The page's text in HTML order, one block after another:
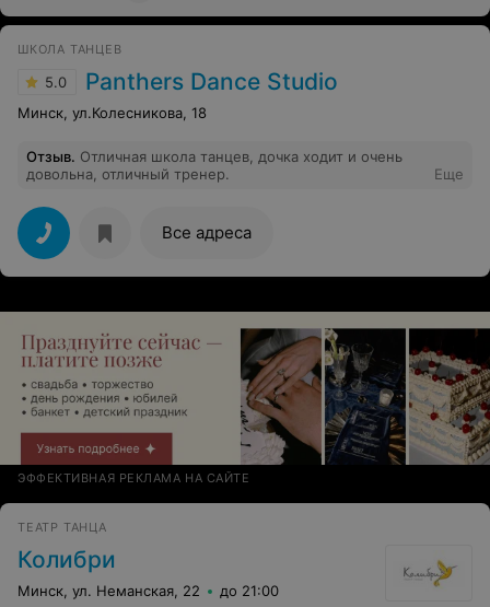
ШКОЛА ТАНЦЕВ
5.0 Panthers Dance Studio
Минск, ул.Колесникова, 18
Отзыв. Отличная школа танцев, дочка ходит и очень
довольна, отличный тренер.
Еще
Все адреса
ЭФФЕКТИВНАЯ РЕКЛАМА НА САЙТЕ
ТЕАТР ТАНЦА
Колибри
Минск, ул. Неманская, 22 до 21:00